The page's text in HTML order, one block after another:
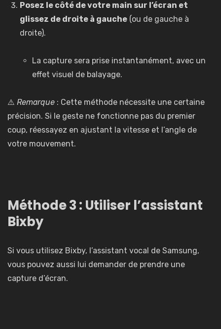
Posez le côté de votre main sur l’écran et
glissez de droite à gauche (ou de gauche à
droite).
La capture sera prise instantanément, avec un
effet visuel de balayage.
⚠️ Remarque : Cette méthode nécessite une certaine
précision. Si le geste ne fonctionne pas du premier
coup, réessayez en ajustant la vitesse et l’angle de
votre mouvement.
Méthode 3 : Utiliser l’assistant
Bixby
Si vous utilisez Bixby, l’assistant vocal de Samsung,
vous pouvez aussi lui demander de prendre une
capture d’écran.